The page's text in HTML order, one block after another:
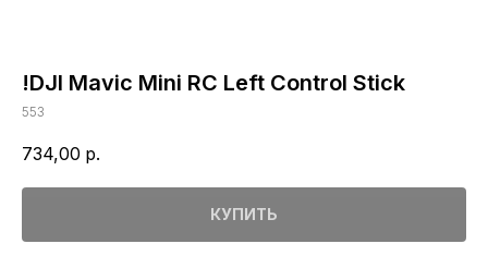
!DJI Mavic Mini RC Left Control Stick
553
734,00 р.
КУПИТЬ